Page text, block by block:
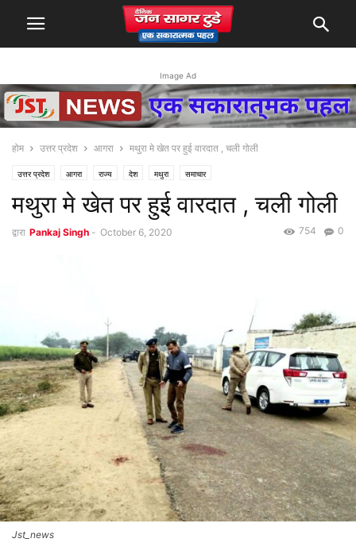
Image Ad
होम उत्तर प्रदेश आगरा मथुरा मे खेत पर हुई वारदात , चली गोली
उत्तर प्रदेश आगरा राज्य देश मथुरा समाचार
मथुरा मे खेत पर हुई वारदात , चली गोली
द्वारा Pankaj Singh - October 6, 2020 0
754
Jst_news